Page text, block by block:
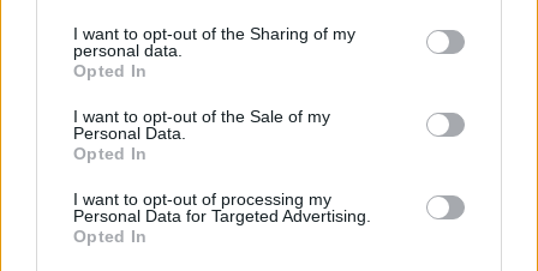
I want to opt-out of the Sharing of my
personal data.
Opted In
I want to opt-out of the Sale of my
Personal Data.
Opted In
I want to opt-out of processing my
Personal Data for Targeted Advertising.
Opted In
gélatine sans saveur, 1,5 cuillère à soupe de lait et
1-2 gouttes d’huile essentielle de lavande